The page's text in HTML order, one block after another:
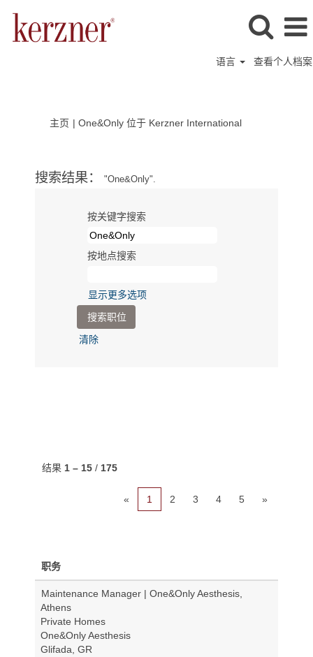
语言 查看个人档案
主页 | One&Only 位于 Kerzner International（当
搜索结果： "One&Only".
按关键字搜索
按地点搜索
显示更多选项
清除
结果 1 – 15 / 175
« 1 2 3 4 5 »
职务
Maintenance Manager | One&Only Aesthesis,
Athens
Private Homes
One&Only Aesthesis
Glifada, GR